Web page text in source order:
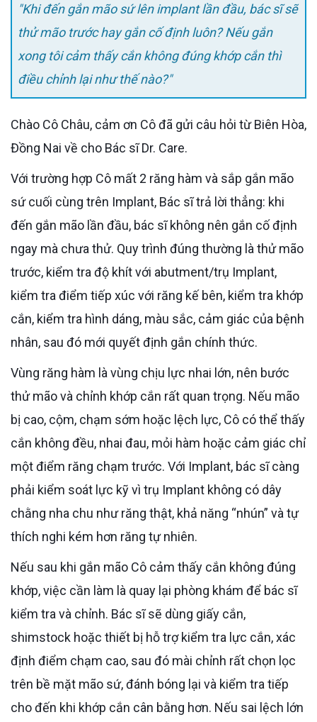
"Khi đến gắn mão sứ lên implant lần đầu, bác sĩ sẽ
thử mão trước hay gắn cố định luôn? Nếu gắn
xong tôi cảm thấy cắn không đúng khớp cắn thì
điều chỉnh lại như thế nào?"
Chào Cô Châu, cảm ơn Cô đã gửi câu hỏi từ Biên Hòa,
Đồng Nai về cho Bác sĩ Dr. Care.
Với trường hợp Cô mất 2 răng hàm và sắp gắn mão
sứ cuối cùng trên Implant, Bác sĩ trả lời thẳng: khi
đến gắn mão lần đầu, bác sĩ không nên gắn cố định
ngay mà chưa thử. Quy trình đúng thường là thử mão
trước, kiểm tra độ khít với abutment/trụ Implant,
kiểm tra điểm tiếp xúc với răng kế bên, kiểm tra khớp
cắn, kiểm tra hình dáng, màu sắc, cảm giác của bệnh
nhân, sau đó mới quyết định gắn chính thức.
Vùng răng hàm là vùng chịu lực nhai lớn, nên bước
thử mão và chỉnh khớp cắn rất quan trọng. Nếu mão
bị cao, cộm, chạm sớm hoặc lệch lực, Cô có thể thấy
cắn không đều, nhai đau, mỏi hàm hoặc cảm giác chỉ
một điểm răng chạm trước. Với Implant, bác sĩ càng
phải kiểm soát lực kỹ vì trụ Implant không có dây
chằng nha chu như răng thật, khả năng “nhún” và tự
thích nghi kém hơn răng tự nhiên.
Nếu sau khi gắn mão Cô cảm thấy cắn không đúng
khớp, việc cần làm là quay lại phòng khám để bác sĩ
kiểm tra và chỉnh. Bác sĩ sẽ dùng giấy cắn,
shimstock hoặc thiết bị hỗ trợ kiểm tra lực cắn, xác
định điểm chạm cao, sau đó mài chỉnh rất chọn lọc
trên bề mặt mão sứ, đánh bóng lại và kiểm tra tiếp
cho đến khi khớp cắn cân bằng hơn. Nếu sai lệch lớn